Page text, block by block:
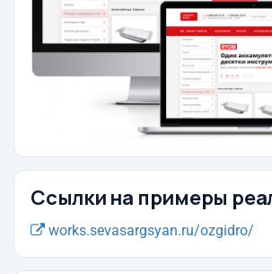
Ссылки на примеры
works.sevasargsyan.ru/ozgidro/